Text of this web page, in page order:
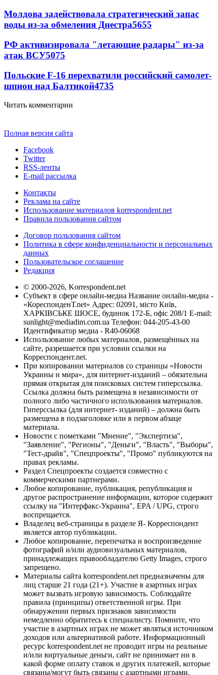
Молдова задействовала стратегический запас
воды из-за обмеления Днестра5655
РФ активизировала "летающие радары" из-за
атак ВСУ5075
Польские F-16 перехватили российский самолет-
шпион над Балтикой4735
Читать комментарии
Полная версия сайта
Facebook
Twitter
RSS-ленты
E-mail рассылка
Контакты
Реклама на сайте
Использование материалов korrespondent.net
Правила пользования сайтом
Договор пользования сайтом
Политика в сфере конфиденциальности и персональных
данных
Пользовательское соглашение
Редакция
© 2000-2026, Korrespondent.net
Субъект в сфере онлайн-медиа Название онлайн-медиа -
«КореспонденТ.net» Адрес: 02091, місто Київ,
ХАРКІВСЬКЕ ШОСЕ, будинок 172-Б, офіс 208/1 E-mail:
sunlight@mediadim.com.ua Телефон: 044-205-43-00
Идентификатор медиа - R40-06068
Использование любых материалов, размещённых на
сайте, разрешается при условии ссылки на
Корреспондент.net.
При копировании материалов со страницы «Новости
Украины и мира», для интернет-изданий – обязательна
прямая открытая для поисковых систем гиперссылка.
Ссылка должна быть размещена в независимости от
полного либо частичного использования материалов.
Гиперссылка (для интернет- изданий) – должна быть
размещена в подзаголовке или в первом абзаце
материала.
Новости с пометками "Мнение", "Экспертиза",
"Заявление", "Регионы", "Деньги", "Власть", "Выборы",
"Тест-драйв", "Спецпроекты", "Промо" публикуются на
правах рекламы.
Раздел Спецпроекты создается совместно с
коммерческими партнерами.
Любое копирование, публикация, републикация и
другое распространение информации, которое содержит
ссылку на "Интерфакс-Украина", EPA / UPG, строго
воспрещается.
Владелец веб-страницы в разделе Я- Корреспондент
является автор публикации.
Любое копирование, перепечатка и воспроизведение
фотографий и/или аудиовизуальных материалов,
принадлежащих правообладателю Getty Images, строго
запрещено.
Материалы сайта korrespondent.net предназначены для
лиц старше 21 года (21+). Участие в азартных играх
может вызвать игровую зависимость. Соблюдайте
правила (принципы) ответственной игры. При
обнаружении первых признаков зависимости
немедленно обратитесь к специалисту. Помните, что
участие в азартных играх не может являться источником
доходов или альтернативой работе. Информационный
ресурс korrespondent.net не проводит игры на реальные
и/или виртуальные деньги, сайт не принимает ни в
какой форме оплату ставок и других платежей, которые
связаны/могут быть связаны с азартными играми,